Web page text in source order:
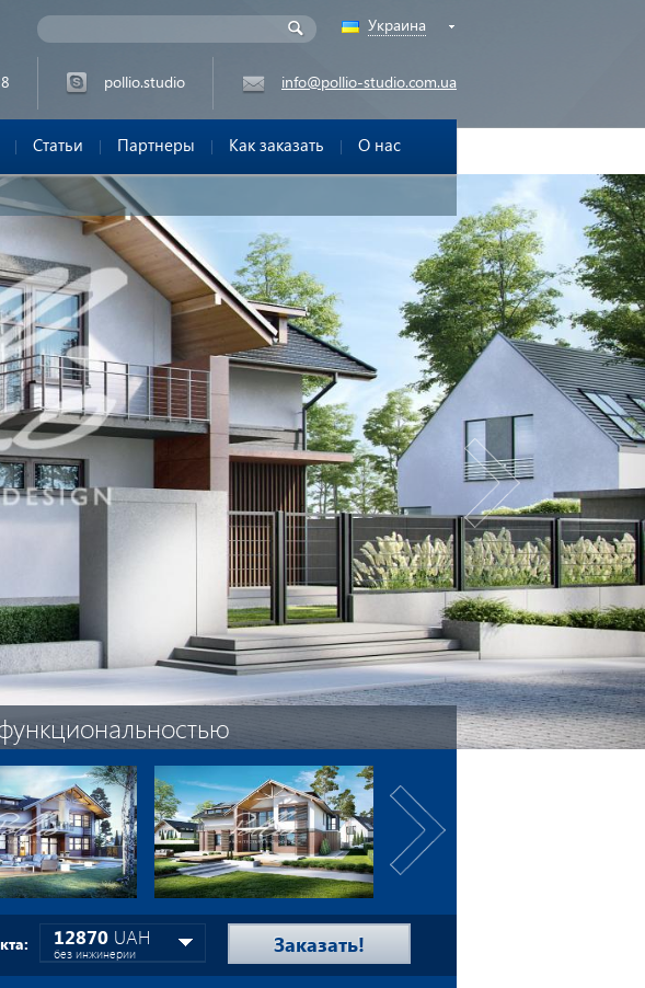
Украина
info@pollio-studio.com.ua
pollio.studio
Статьи Партнеры Как заказать О нас
12870 UAH
без инжинерии
17160UAH
Заказать!